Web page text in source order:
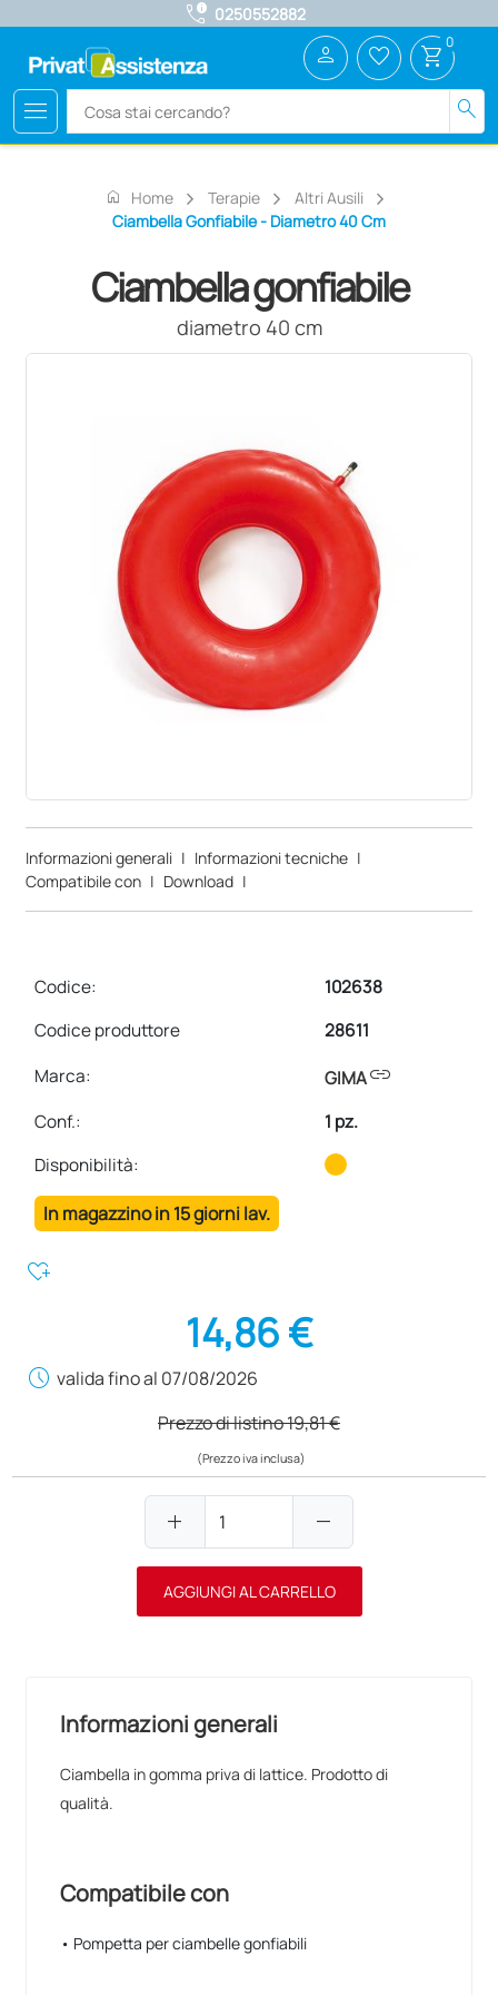
call_quality 0250552882
menu search
person favorite_border shopping_cart 0
home Home Terapie
Altri Ausili
Ciambella Gonfiabile - Diametro 40 Cm
Ciambella gonfiabile
diametro 40 cm
Informazioni generali | Informazioni tecniche |
Compatibile con | Download |
Codice:
102638
Codice produttore
28611
Marca:
GIMAlink
Conf.:
1 pz.
Disponibilità:
In magazzino in 15 giorni lav.
heart_plus
14,86 €
schedule valida fino al 07/08/2026
Prezzo di listino19,81 €
(Prezzo iva inclusa)
add remove
AGGIUNGI AL CARRELLO
Informazioni generali
Ciambella in gomma priva di lattice. Prodotto di
qualità.
Compatibile con
• Pompetta per ciambelle gonfiabili